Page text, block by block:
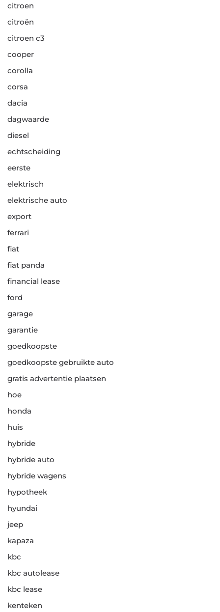
citroen
citroën
citroen c3
cooper
corolla
corsa
dacia
dagwaarde
diesel
echtscheiding
eerste
elektrisch
elektrische auto
export
ferrari
fiat
fiat panda
financial lease
ford
garage
garantie
goedkoopste
goedkoopste gebruikte auto
gratis advertentie plaatsen
hoe
honda
huis
hybride
hybride auto
hybride wagens
hypotheek
hyundai
jeep
kapaza
kbc
kbc autolease
kbc lease
kenteken